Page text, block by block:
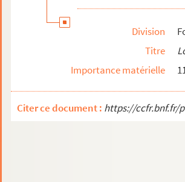
: tome 1
: tome 2
Division
Titre
Importance matérielle
Citer ce document : https://ccfr.bnf.fr/